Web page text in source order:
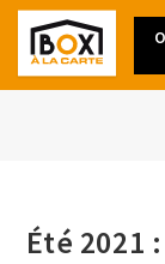
Été 2021